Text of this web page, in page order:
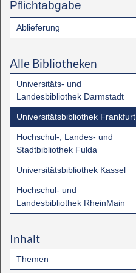
Pflichtabgabe
Ablieferung
Alle Bibliotheken
Universitäts- und
Landesbibliothek Darmstadt
Universitätsbibliothek Frankfurt
Hochschul-, Landes- und
Stadtbibliothek Fulda
Universitätsbibliothek Kassel
Hochschul- und
Landesbibliothek RheinMain
Inhalt
Themen